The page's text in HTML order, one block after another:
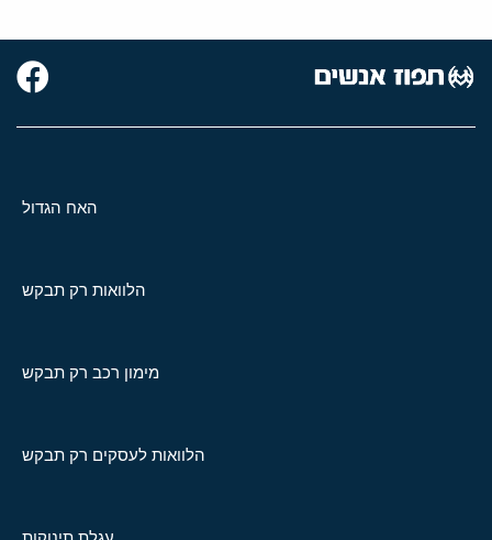
האח הגדול
הלוואות רק תבקש
מימון רכב רק תבקש
הלוואות לעסקים רק תבקש